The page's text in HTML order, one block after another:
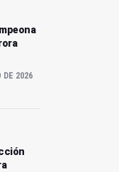
DE 2026